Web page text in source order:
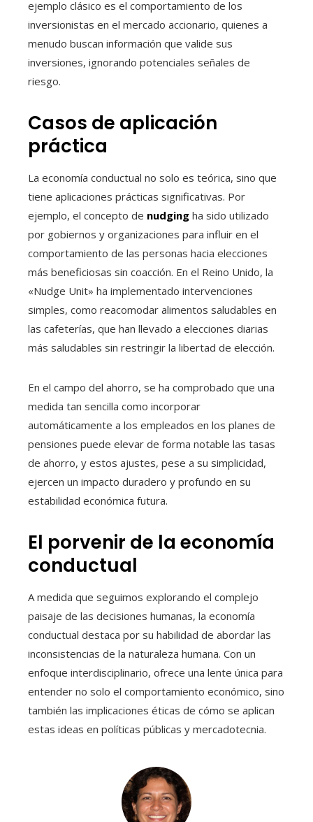
ejemplo clásico es el comportamiento de los
inversionistas en el mercado accionario, quienes a
menudo buscan información que valide sus
inversiones, ignorando potenciales señales de
riesgo.
Casos de aplicación
práctica
La economía conductual no solo es teórica, sino que
tiene aplicaciones prácticas significativas. Por
ejemplo, el concepto de nudging ha sido utilizado
por gobiernos y organizaciones para influir en el
comportamiento de las personas hacia elecciones
más beneficiosas sin coacción. En el Reino Unido, la
«Nudge Unit» ha implementado intervenciones
simples, como reacomodar alimentos saludables en
las cafeterías, que han llevado a elecciones diarias
más saludables sin restringir la libertad de elección.
En el campo del ahorro, se ha comprobado que una
medida tan sencilla como incorporar
automáticamente a los empleados en los planes de
pensiones puede elevar de forma notable las tasas
de ahorro, y estos ajustes, pese a su simplicidad,
ejercen un impacto duradero y profundo en su
estabilidad económica futura.
El porvenir de la economía
conductual
A medida que seguimos explorando el complejo
paisaje de las decisiones humanas, la economía
conductual destaca por su habilidad de abordar las
inconsistencias de la naturaleza humana. Con un
enfoque interdisciplinario, ofrece una lente única para
entender no solo el comportamiento económico, sino
también las implicaciones éticas de cómo se aplican
estas ideas en políticas públicas y mercadotecnia.